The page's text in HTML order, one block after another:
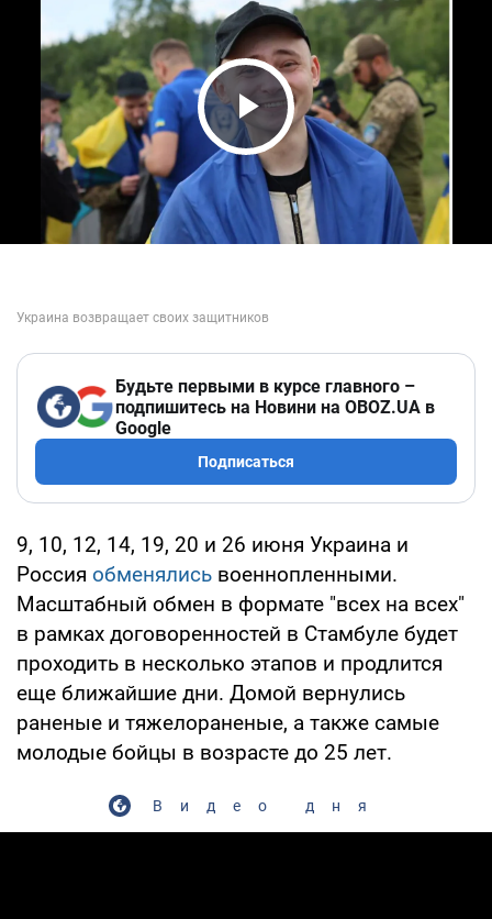
Play Video
Будьте первыми в курсе главного –
подпишитесь на Новини на OBOZ.UA в
Google
Подписаться
9, 10, 12, 14, 19, 20 и 26 июня Украина и
Россия обменялись военнопленными.
Масштабный обмен в формате "всех на всех"
в рамках договоренностей в Стамбуле будет
проходить в несколько этапов и продлится
еще ближайшие дни. Домой вернулись
раненые и тяжелораненые, а также самые
молодые бойцы в возрасте до 25 лет.
Видео дня